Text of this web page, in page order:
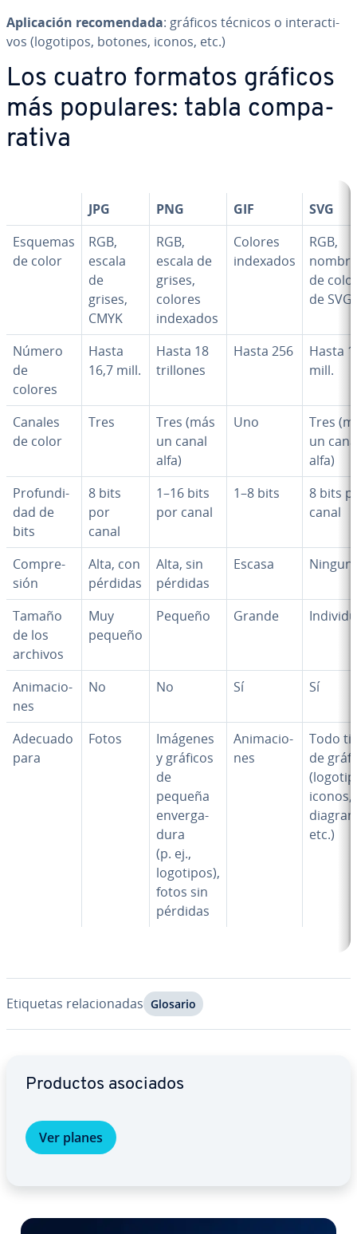
Apli­ca­ción re­co­me­n­da­da: gráficos técnicos o in­ter­ac­ti­
vos (logotipos, botones, iconos, etc.)
Los cuatro formatos gráficos
más populares: tabla co­m­pa­
ra­ti­va
JPG PNG GIF
SVG
Esquemas
de color
RGB,
escala
de
grises,
CMYK
RGB,
escala de
grises,
colores
indexados
Colores
indexados
RGB,
de
de SVG
Número
de
colores
Hasta
16,7 mill.
Hasta 18
trillones
Hasta 256
Hasta
mill.
Canales
de color
Tres
Tres (más
un canal
alfa)
Uno
Tres
un
alfa)
Pro­fu­n­di­
dad de
bits
8 bits
por
canal
1–16 bits
por canal
1–8 bits
8 bits
canal
Co­m­pre­
sión
Alta, con
pérdidas
Alta, sin
pérdidas
Escasa
Tamaño
de los
archivos
Muy
pequeño
Pequeño Grande
Ani­ma­cio­
nes
No No Sí Sí
Adecuado
para
Fotos
Imágenes
y gráficos
de
pequeña
en­ve­r­ga­
du­ra
(p. ej.,
logotipos),
fotos sin
pérdidas
Ani­ma­cio­
nes
Todo
de
iconos,
etc.)
Etiquetas re­la­cio­na­das Glosario
Productos asociados
Ver planes